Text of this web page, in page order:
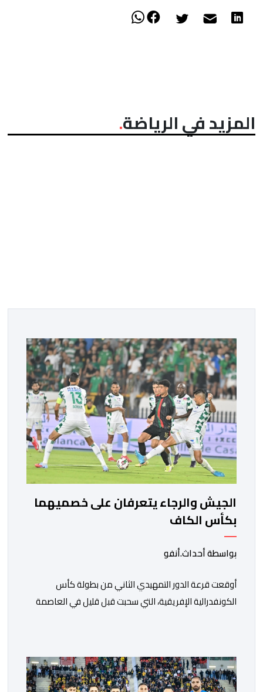
المزيد في الرياضة
الجيش والرجاء يتعرفان على خصميهما
بكأس الكاف
بواسطة أحداث.أنفو
أوقعت قرعة الدور التمهيدي الثاني من بطولة كأس
الكونفدرالية الإفريقية، التي سحبت قبل قليل في العاصمة
ووسط القارة. ​وسيكون نادي الرجاء الرياضي على موعد مع
مواجهة المتأهل من المباراة التي تجمع بين إيل كانيمي
واريورز النيجيري ونادي أوديب ممثل […]